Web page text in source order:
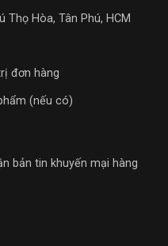
Thọ Hòa, Tân Phú, HCM
đơn hàng
(nếu có)
bản tin khuyến mại hàng